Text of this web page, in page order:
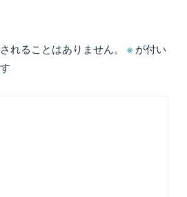
れることはありません。 ※ が付い